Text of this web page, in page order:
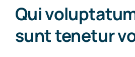
Qui
sunt tenetur